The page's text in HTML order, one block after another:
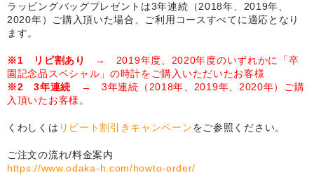
目覚まし時計(集合)
制服メモリー
自作オリジナル時計
卒部卒団記念品
運動部・スポーツクラブ
ラッピングバッグプレゼントは3年連続（2018年、2019年、
2020年）ご購入頂いた場合、ご利用コースすべてに適応となり
ます。
※1 リピ割あり
→ 2019年度、2020年度のいずれかに「卒
園記念品スペシャル」の時計をご購入いただいたお客様
※2 3年連続 → 3年連続（2018年、2019年、2020年）ご購
入頂いたお客様。
くわしくは リピート割引きキャンペーンをご参照ください。
ご注文の流れ/料金案内
https://www.odaka-h.com/howto-order/